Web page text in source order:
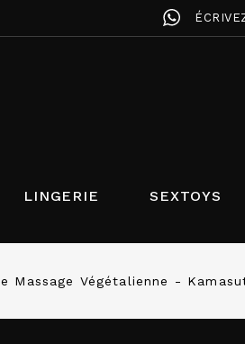
LINGERIE SEXTOYS
Massage Végétalienne -